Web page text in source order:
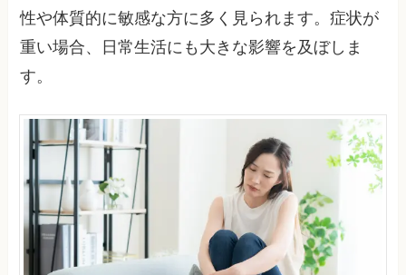
性や体質的に敏感な方に多く見られます。症状が
重い場合、日常生活にも大きな影響を及ぼしま
す。